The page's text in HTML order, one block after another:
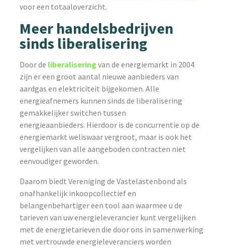
voor een totaaloverzicht.
Meer handelsbedrijven
sinds liberalisering
Door de liberalisering van de energiemarkt in 2004
zijn er een groot aantal nieuwe aanbieders van
aardgas en elektriciteit bijgekomen. Alle
energieafnemers kunnen sinds de liberalisering
gemakkelijker switchen tussen
energieaanbieders. Hierdoor is de concurrentie op de
energiemarkt weliswaar vergroot, maar is ook het
vergelijken van alle aangeboden contracten niet
eenvoudiger geworden.
Daarom biedt Vereniging de Vastelastenbond als
onafhankelijk inkoopcollectief en
belangenbehartiger een tool aan waarmee u de
tarieven van uw energieleverancier kunt vergelijken
met de energietarieven die door ons in samenwerking
met vertrouwde energieleveranciers worden